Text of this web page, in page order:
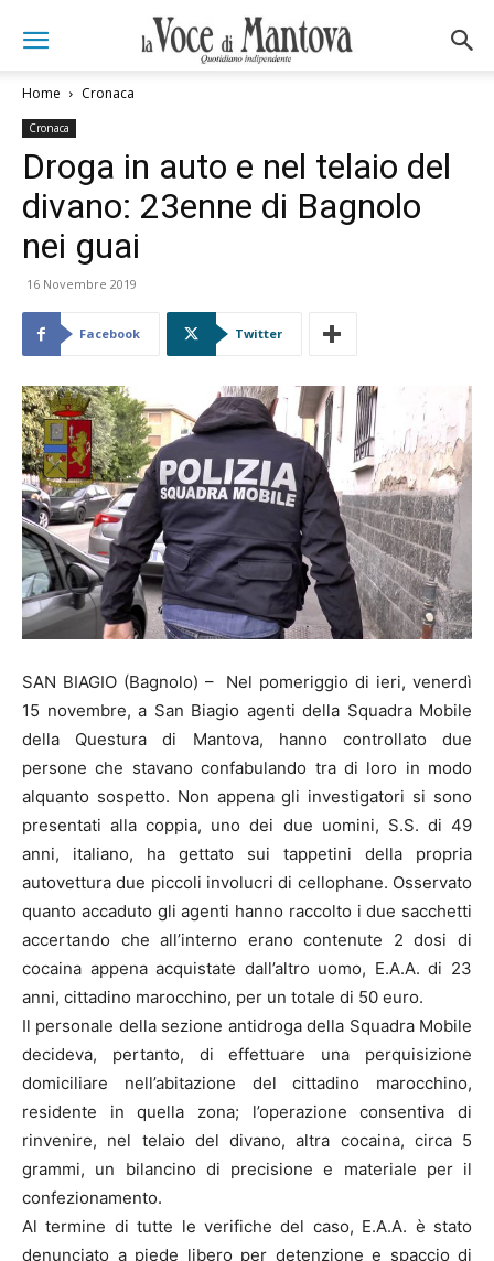
Home Cronaca
Cronaca
Droga in auto e nel telaio del
divano: 23enne di Bagnolo
nei guai
16 Novembre 2019
Facebook Twitter
SAN BIAGIO (Bagnolo) – Nel pomeriggio di ieri, venerdì
15 novembre, a San Biagio agenti della Squadra Mobile
della Questura di Mantova, hanno controllato due
persone che stavano confabulando tra di loro in modo
alquanto sospetto. Non appena gli investigatori si sono
presentati alla coppia, uno dei due uomini, S.S. di 49
anni, italiano, ha gettato sui tappetini della propria
autovettura due piccoli involucri di cellophane. Osservato
quanto accaduto gli agenti hanno raccolto i due sacchetti
accertando che all’interno erano contenute 2 dosi di
cocaina appena acquistate dall’altro uomo, E.A.A. di 23
anni, cittadino marocchino, per un totale di 50 euro.
Il personale della sezione antidroga della Squadra Mobile
decideva, pertanto, di effettuare una perquisizione
domiciliare nell’abitazione del cittadino marocchino,
residente in quella zona; l’operazione consentiva di
rinvenire, nel telaio del divano, altra cocaina, circa 5
grammi, un bilancino di precisione e materiale per il
confezionamento.
Al termine di tutte le verifiche del caso, E.A.A. è stato
denunciato a piede libero per detenzione e spaccio di